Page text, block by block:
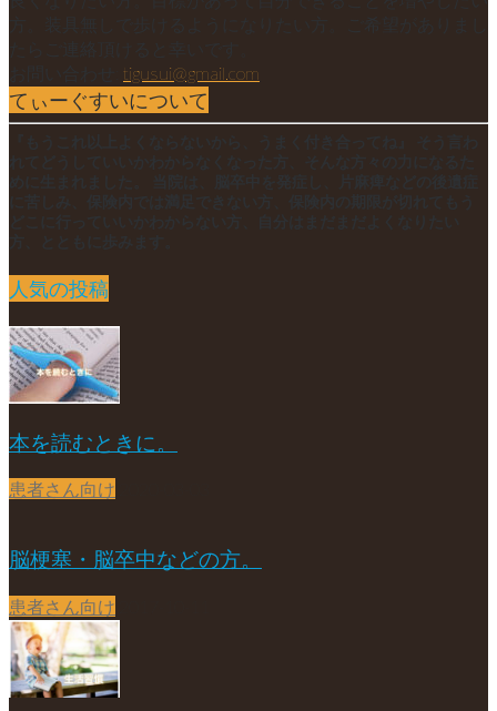
tigusui@gmail.com
てぃーぐすいについて
人気の投稿
本を読むときに。
患者さん向け
脳梗塞・脳卒中などの方。
患者さん向け